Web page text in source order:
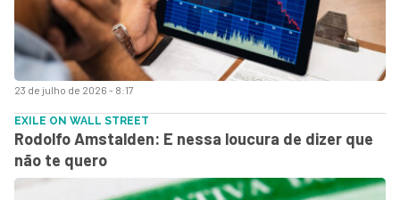
23 de julho de 2026 - 8:17
EXILE ON WALL STREET
Rodolfo Amstalden: E nessa loucura de dizer que
não te quero